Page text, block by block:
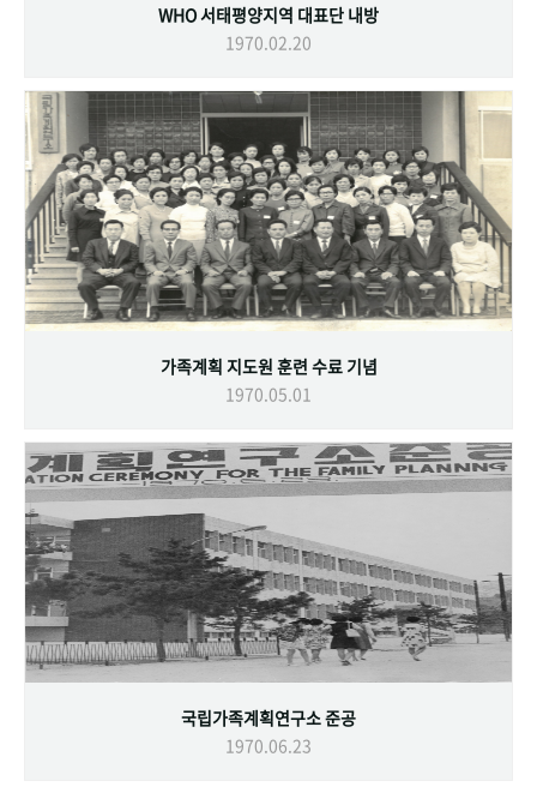
WHO 서태평양지역 대표단 내방
1970.02.20
가족계획 지도원 훈련 수료 기념
1970.05.01
국립가족계획연구소 준공
1970.06.23